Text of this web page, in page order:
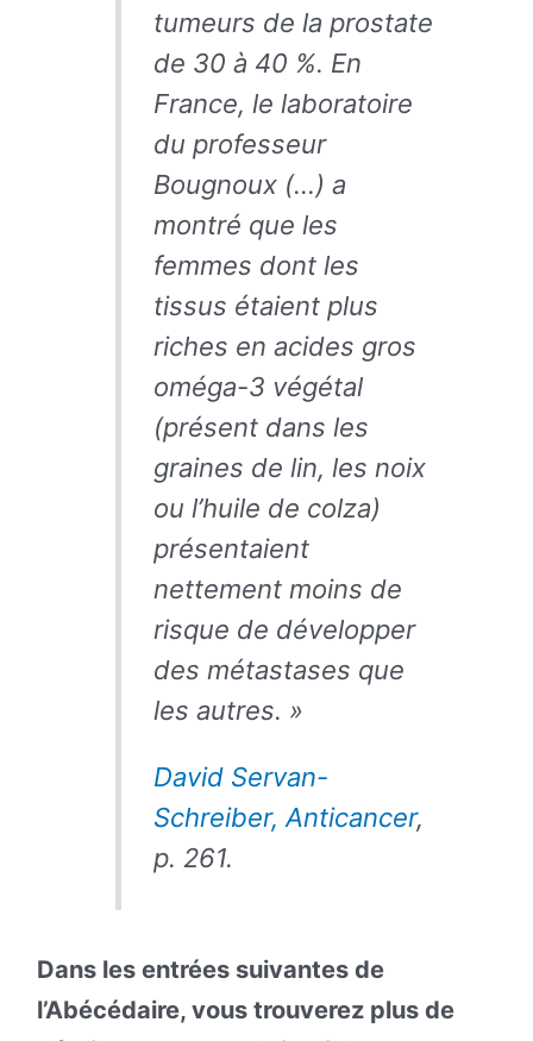
tumeurs de la prostate
de 30 à 40 %. En
France, le laboratoire
du professeur
Bougnoux (…) a
montré que les
femmes dont les
tissus étaient plus
riches en acides gros
oméga-3 végétal
(présent dans les
graines de lin, les noix
ou l’huile de colza)
présentaient
nettement moins de
risque de développer
des métastases que
les autres. »
David Servan-
Schreiber, Anticancer,
p. 261.
Dans les entrées suivantes de
l’Abécédaire, vous trouverez plus de